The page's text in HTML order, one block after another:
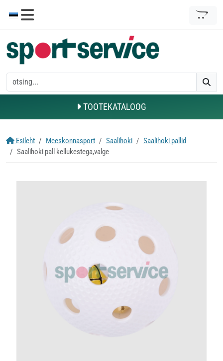
TOOTEKATALOOG
Esileht Meeskonnasport Saalihoki
Saalihoki pallid
Saalihoki pall kellukestega,valge